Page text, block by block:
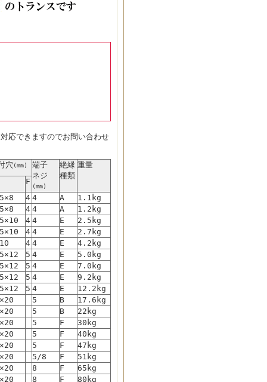
応できますのでお問い合わせ
穴 (mm)
端子
ネジ
(mm)
絶縁
種類
重量
F
4 4 A
1.1kg
4 4 A
1.2kg
4 4 E
2.5kg
4 4 E
2.7kg
4 4 E
4.2kg
5 4 E
5.0kg
5 4 E
7.0kg
5 4 E
9.2kg
5 4 E
12.2kg
5 B
17.6kg
5 B
22kg
5 F
30kg
5 F
40kg
5 F
47kg
5/8 F
51kg
8 F
65kg
8 F
80kg